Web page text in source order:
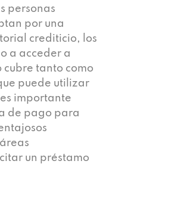
personas
por una
crediticio, los
a acceder a
cubre tanto como
puede utilizar
importante
de pago para
un préstamo